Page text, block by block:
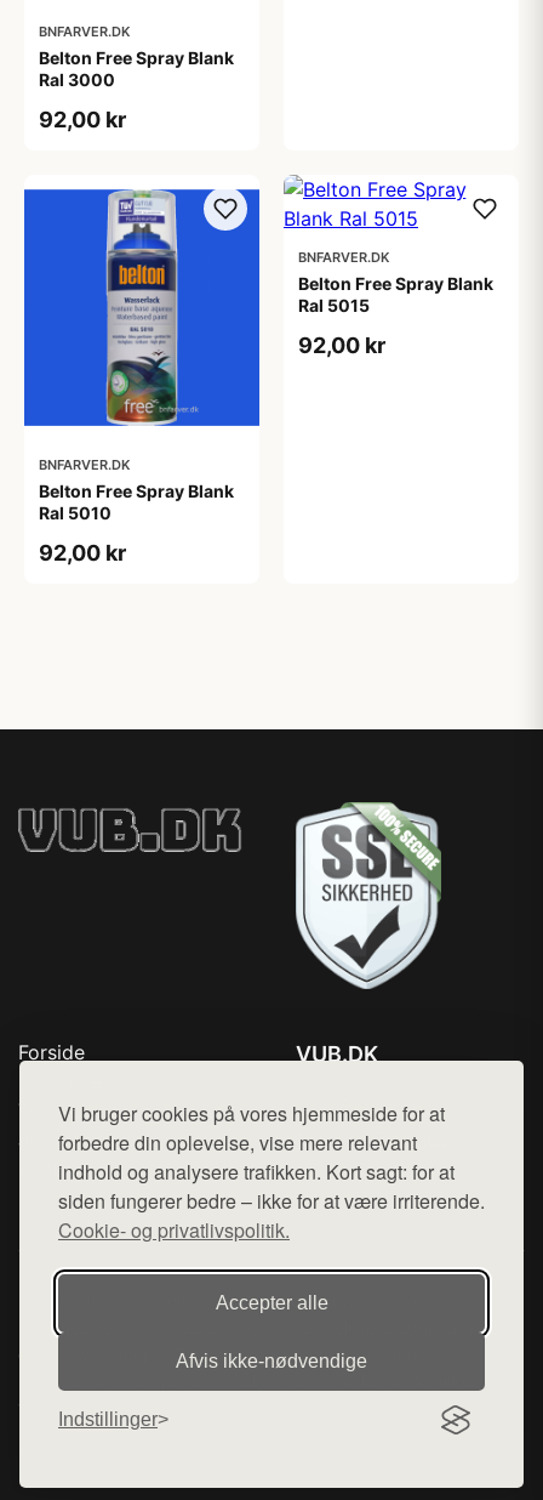
Vi bruger cookies på vores hjemmeside for at
forbedre din oplevelse, vise mere relevant
indhold og analysere trafikken. Kort sagt: for at
siden fungerer bedre – ikke for at være irriterende.
Cookie- og privatlivspolitik.
Accepter alle
Afvis ikke‑nødvendige
Indstillinger
BNFARVER.DK
Belton Free Spray Blank
Ral 3000
92,00 kr
BNFARVER.DK
Belton Free Spray Blank
Ral 5010
92,00 kr
BNFARVER.DK
Belton Free Spray Blank
Ral 5015
92,00 kr
Forside
Top Rabatter
Jotun maling
Kontakt
VUB.DK
Mail: hej@want.dk
Cookie- og privatlivspolitik
Denne side er en del af want.dk, der udgiver en række
hjemmesider med præsentation af forskellige produkter fra
diverse webshops. Der sælges ikke varer fra denne side - vi
varerne på lager.